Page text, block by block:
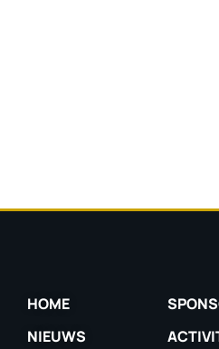
HOME
NIEUWS